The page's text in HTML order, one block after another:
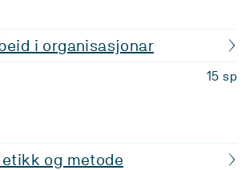
i organisasjonar
15 sp
og metode